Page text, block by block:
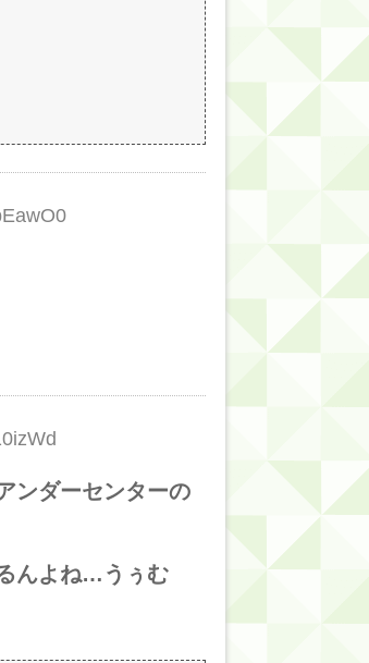
ンダーセンターの
んよね…うぅむ